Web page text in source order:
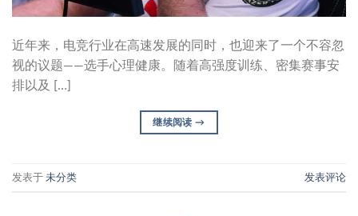
近年来，电竞行业在高速发展的同时，也迎来了一个不容忽
视的议题——选手心理健康。随着高强度训练、密集赛事安
排以及 […]
继续阅读→
发表于 未分类 发表评论